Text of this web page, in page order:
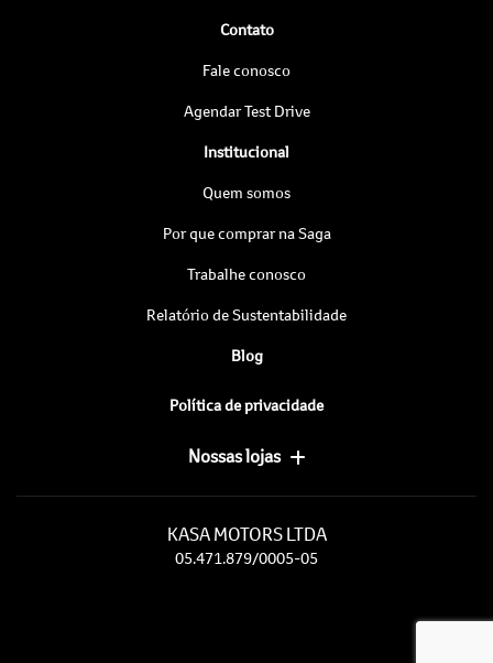
Contato
Fale conosco
Agendar Test Drive
Institucional
Quem somos
Por que comprar na Saga
Trabalhe conosco
Relatório de Sustentabilidade
Blog
Política de privacidade
Nossas lojas
KASA MOTORS LTDA
05.471.879/0005-05